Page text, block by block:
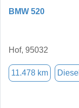
BMW 520
Hof, 95032
11.478 km Diesel